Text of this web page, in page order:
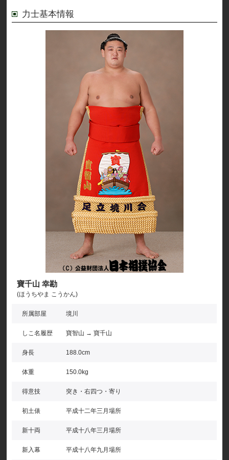
力士基本情報
寶千山 幸勘
(ほうちやま こうかん)
所属部屋 境川
しこ名履歴 寶智山 → 寶千山
身長 188.0cm
体重 150.0kg
得意技 突き・右四つ・寄り
初土俵 平成十二年三月場所
新十両 平成十八年三月場所
新入幕 平成十八年九月場所